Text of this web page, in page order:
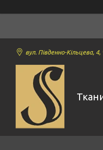
вул. Південно-Кільцева, 4,